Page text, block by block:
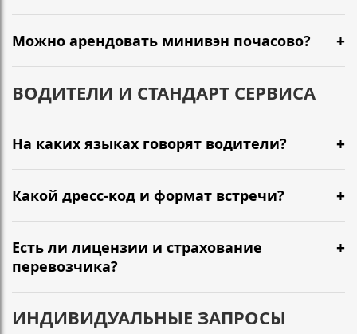
Можно арендовать минивэн почасово?
ВОДИТЕЛИ И СТАНДАРТ СЕРВИСА
На каких языках говорят водители?
Какой дресс-код и формат встречи?
Есть ли лицензии и страхование
перевозчика?
ИНДИВИДУАЛЬНЫЕ ЗАПРОСЫ